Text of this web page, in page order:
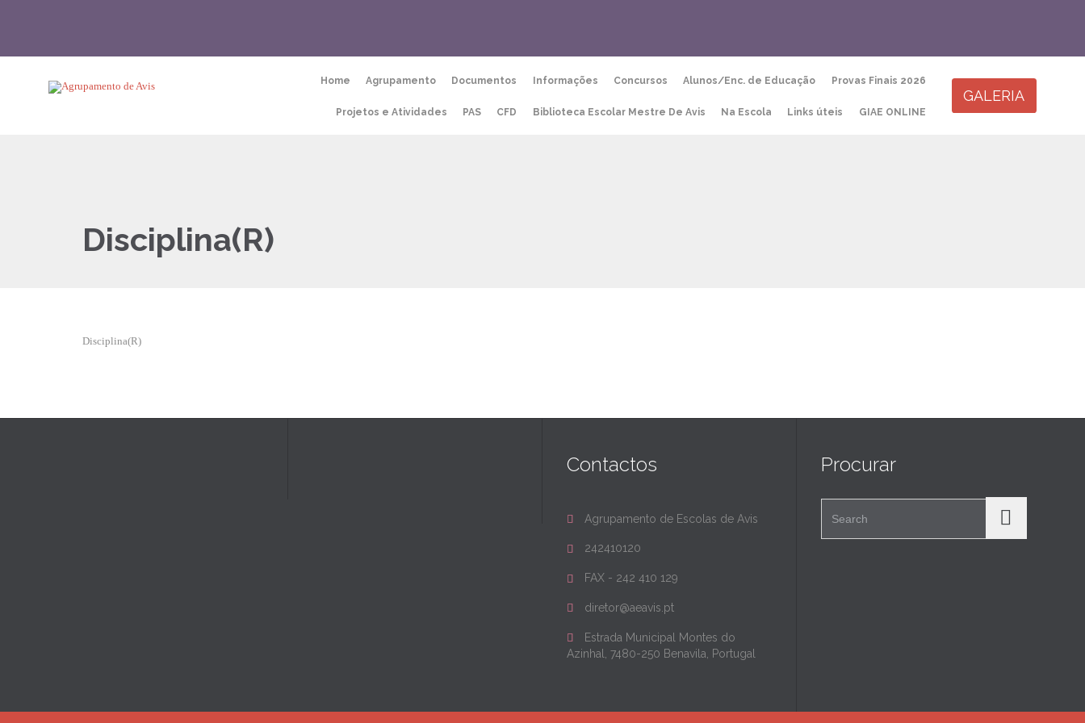
content
Home Agrupamento Documentos Informações Concursos Alunos/Enc. de Educação Provas Finais 2026
Projetos e Atividades PAS CFD Biblioteca Escolar Mestre De Avis Na Escola Links úteis GIAE ONLINE
GALERIA
Disciplina(R)
Disciplina(R)
Contactos
 Agrupamento de Escolas de Avis
 242410120
 FAX - 242 410 129
 diretor@aeavis.pt

Estrada Municipal Montes do
Azinhal, 7480-250 Benavila, Portugal
Procurar